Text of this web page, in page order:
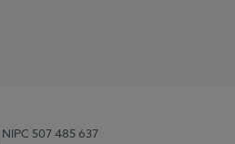
| NIPC 507 485 637